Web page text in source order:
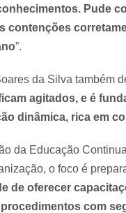
Pude
contenções
”.
da Silva também
agitados, e é
dinâmica, rica em
da Educação
o foco é
de oferecer
com